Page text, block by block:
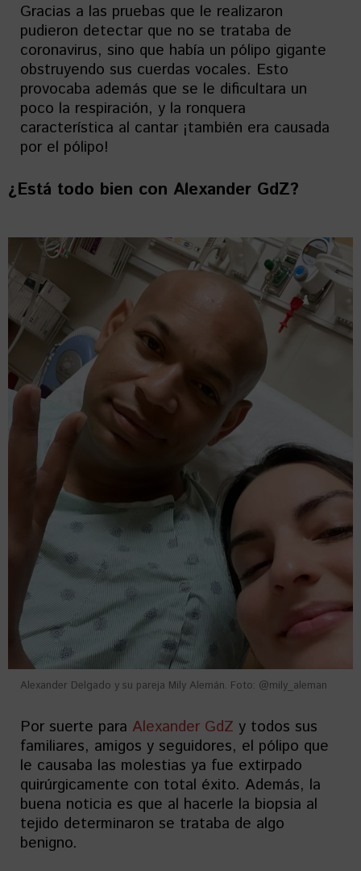
Gracias a las pruebas que le realizaron
pudieron detectar que no se trataba de
coronavirus, sino que había un pólipo gigante
obstruyendo sus cuerdas vocales. Esto
provocaba además que se le dificultara un
poco la respiración, y la ronquera
característica al cantar ¡también era causada
por el pólipo!
¿Está todo bien con Alexander GdZ?
Alexander Delgado y su pareja Mily Alemán. Foto: @mily_aleman
Por suerte para Alexander GdZ y todos sus
familiares, amigos y seguidores, el pólipo que
le causaba las molestias ya fue extirpado
quirúrgicamente con total éxito. Además, la
buena noticia es que al hacerle la biopsia al
tejido determinaron se trataba de algo
benigno.